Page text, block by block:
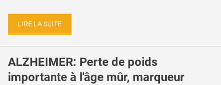
LIRE LA SUITE
ALZHEIMER: Perte de poids
importante à l'âge mûr, marqueur